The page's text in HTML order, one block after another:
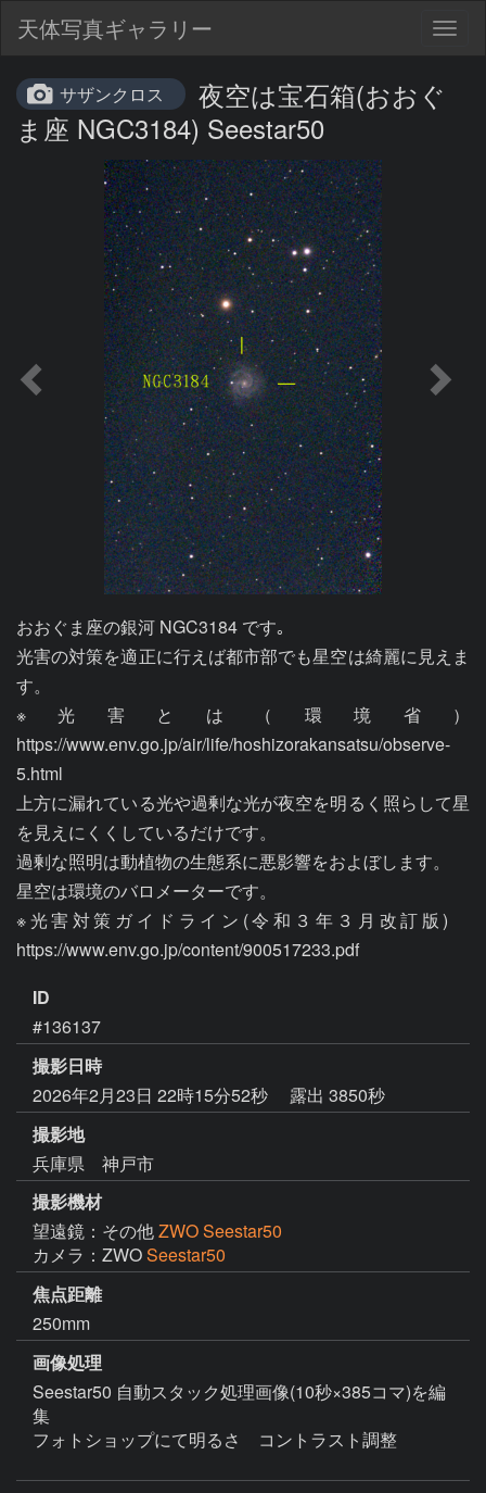
天体写真ギャラリー
サザンクロス
夜空は宝石箱(おおぐ
ま座 NGC3184) Seestar50
おおぐま座の銀河 NGC3184 です｡
光害の対策を適正に行えば都市部でも星空は綺麗に見えま
す。
※光害とは（環境省）
https://www.env.go.jp/air/life/hoshizorakansatsu/observe-
5.html
上方に漏れている光や過剰な光が夜空を明るく照らして星
を見えにくくしているだけです。
過剰な照明は動植物の生態系に悪影響をおよぼします。
星空は環境のバロメーターです。
※光害対策ガイドライン(令和３年３月改訂版)
https://www.env.go.jp/content/900517233.pdf
ID
#136137
撮影日時
2026年2月23日 22時15分52秒
露出 3850秒
撮影地
兵庫県 神戸市
撮影機材
望遠鏡：その他ZWO Seestar50
カメラ：ZWOSeestar50
焦点距離
250mm
画像処理
Seestar50 自動スタック処理画像(10秒×385コマ)を編
集
フォトショップにて明るさ　コントラスト調整